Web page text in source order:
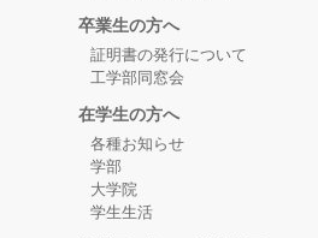
2025/02/07
その他
生証及び
2024/10/24
大学院：履修成績等
2024/10/24
いて
2025/02/14
奨学金（JASSO）
卒業生の方へ
証明書の発行について
工学部同窓会
在学生の方へ
各種お知らせ
学部
大学院
学生生活